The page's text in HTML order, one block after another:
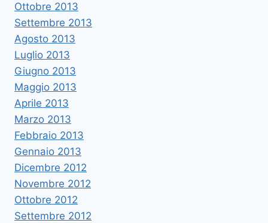
Ottobre 2013
Settembre 2013
Agosto 2013
Luglio 2013
Giugno 2013
Maggio 2013
Aprile 2013
Marzo 2013
Febbraio 2013
Gennaio 2013
Dicembre 2012
Novembre 2012
Ottobre 2012
Settembre 2012